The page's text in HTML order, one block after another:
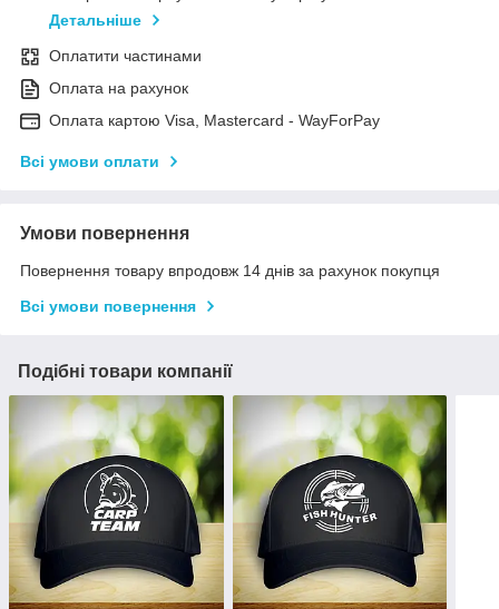
Детальніше
Оплатити частинами
Оплата на рахунок
Оплата картою Visa, Mastercard - WayForPay
Всі умови оплати
Умови повернення
Повернення товару впродовж 14 днів за рахунок покупця
Всі умови повернення
Подібні товари компанії